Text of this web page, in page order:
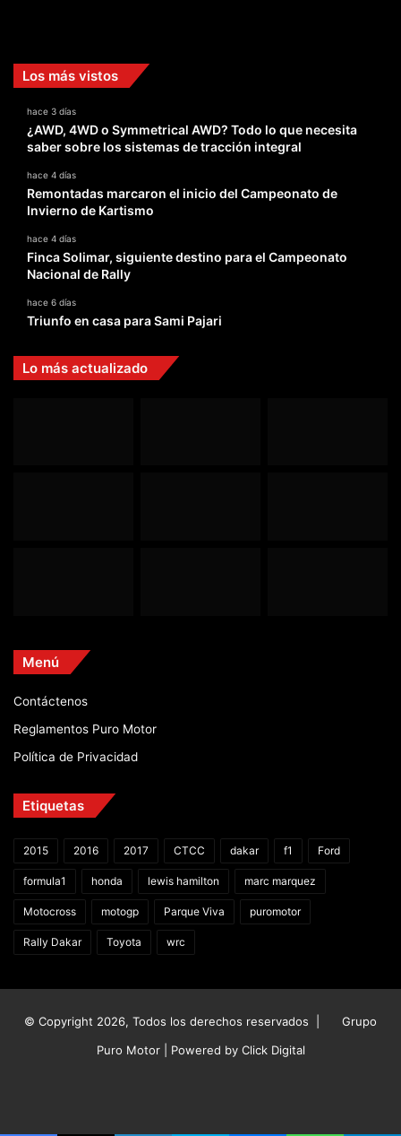
Los más vistos
hace 3 días
¿AWD, 4WD o Symmetrical AWD? Todo lo que necesita
saber sobre los sistemas de tracción integral
hace 4 días
Remontadas marcaron el inicio del Campeonato de
Invierno de Kartismo
hace 4 días
Finca Solimar, siguiente destino para el Campeonato
Nacional de Rally
hace 6 días
Triunfo en casa para Sami Pajari
Lo más actualizado
Menú
Contáctenos
Reglamentos Puro Motor
Política de Privacidad
Etiquetas
2015 2016 2017 CTCC dakar f1 Ford
formula1 honda lewis hamilton marc marquez
Motocross motogp Parque Viva puromotor
Rally Dakar Toyota wrc
© Copyright 2026, Todos los derechos reservados |
Grupo
Puro Motor | Powered by Click Digital